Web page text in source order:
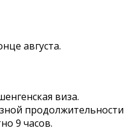
августа.
виза.
продолжительности
9 часов.